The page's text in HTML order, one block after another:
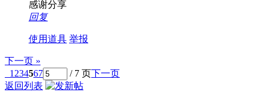
感谢分享
回复
使用道具 举报
下一页 »
1 234567 / 7 页下一页
返回列表